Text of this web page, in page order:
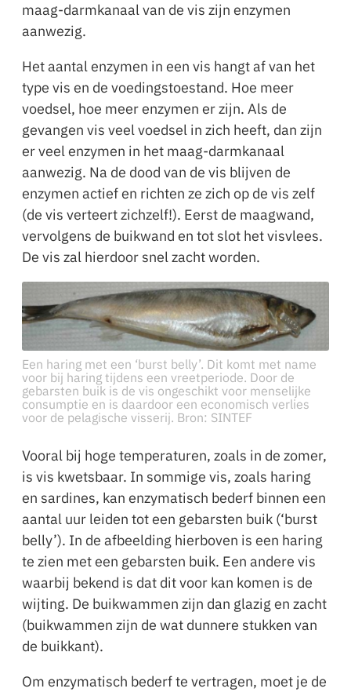
maag-darmkanaal van de vis zijn enzymen
aanwezig.
Het aantal enzymen in een vis hangt af van het
type vis en de voedingstoestand. Hoe meer
voedsel, hoe meer enzymen er zijn. Als de
gevangen vis veel voedsel in zich heeft, dan zijn
er veel enzymen in het maag-darmkanaal
aanwezig. Na de dood van de vis blijven de
enzymen actief en richten ze zich op de vis zelf
(de vis verteert zichzelf!). Eerst de maagwand,
vervolgens de buikwand en tot slot het visvlees.
De vis zal hierdoor snel zacht worden.
Een haring met een ‘burst belly’. Dit komt met name
voor bij haring tijdens een vreetperiode. Door de
gebarsten buik is de vis ongeschikt voor menselijke
consumptie en is daardoor een economisch verlies
voor de pelagische visserij. Bron: SINTEF
Vooral bij hoge temperaturen, zoals in de zomer,
is vis kwetsbaar. In sommige vis, zoals haring
en sardines, kan enzymatisch bederf binnen een
aantal uur leiden tot een gebarsten buik (‘burst
belly’). In de afbeelding hierboven is een haring
te zien met een gebarsten buik. Een andere vis
waarbij bekend is dat dit voor kan komen is de
wijting. De buikwammen zijn dan glazig en zacht
(buikwammen zijn de wat dunnere stukken van
de buikkant).
Om enzymatisch bederf te vertragen, moet je de